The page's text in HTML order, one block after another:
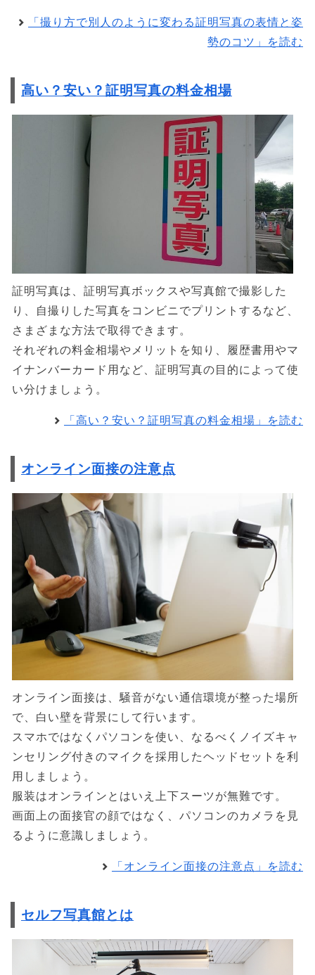
「撮り方で別人のように変わる証明写真の表情と姿
勢のコツ」を読む
高い？安い？証明写真の料金相場
証明写真は、証明写真ボックスや写真館で撮影した
り、自撮りした写真をコンビニでプリントするなど、
さまざまな方法で取得できます。
それぞれの料金相場やメリットを知り、履歴書用やマ
イナンバーカード用など、証明写真の目的によって使
い分けましょう。
「高い？安い？証明写真の料金相場」を読む
オンライン面接の注意点
オンライン面接は、騒音がない通信環境が整った場所
で、白い壁を背景にして行います。
スマホではなくパソコンを使い、なるべくノイズキャ
ンセリング付きのマイクを採用したヘッドセットを利
用しましょう。
服装はオンラインとはいえ上下スーツが無難です。
画面上の面接官の顔ではなく、パソコンのカメラを見
るように意識しましょう。
「オンライン面接の注意点」を読む
セルフ写真館とは